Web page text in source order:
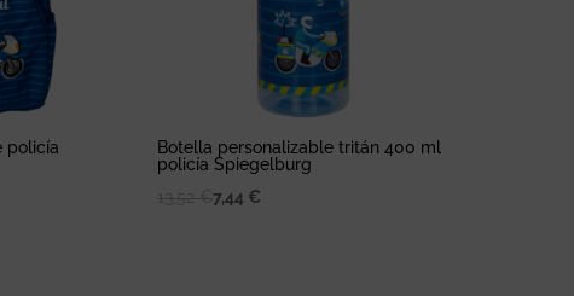
policía
Botella personalizable tritán 400 ml
policía Spiegelburg
€7,44 €